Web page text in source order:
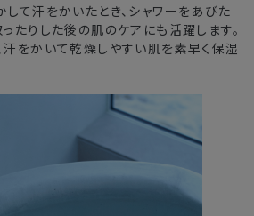
して汗をかいたとき、シャワーをあびた
たりした後の肌のケアにも活躍します。
汗をかいて乾燥しやすい肌を素早く保湿